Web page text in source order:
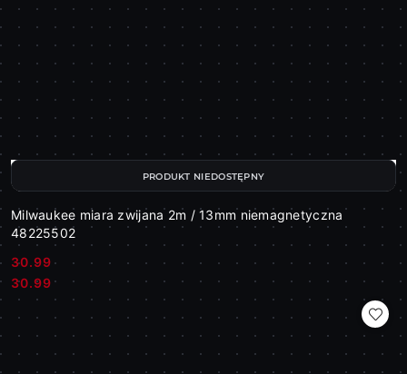
Milwaukee miara zwijana 2m / 13mm niemagnetyczna
48225502
Cena:
30.99
Cena:
30.99
PRODUKT NIEDOSTĘPNY